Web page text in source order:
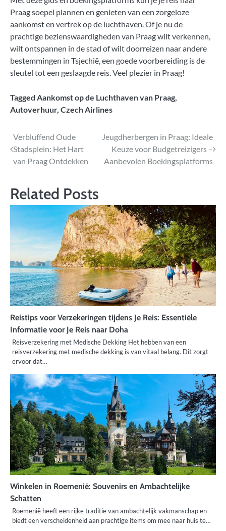
Praag soepel plannen en genieten van een zorgeloze
aankomst en vertrek op de luchthaven. Of je nu de
prachtige bezienswaardigheden van Praag wilt verkennen,
wilt ontspannen in de stad of wilt doorreizen naar andere
bestemmingen in Tsjechië, een goede voorbereiding is de
sleutel tot een geslaagde reis. Veel plezier in Praag!
Tagged Aankomst op de Luchthaven van Praag
Autoverhuur, Czech Airlines
Bericht
navigatie
Verbluffend Oude
Stadsplein: Het Hart
van Praag Ontdekken
Jeugdherbergen in Praag: Ideale
Keuze voor Budgetreizigers –
Aanbevolen Boekingsplatforms
Related Posts
Reistips voor Verzekeringen tijdens Je Reis: Essentiële
Informatie voor Je Reis naar Doha
Reisverzekering met Medische Dekking Het hebben van een
reisverzekering met medische dekking is van vitaal belang. Dit zorgt
ervoor dat…
Winkelen in Roemenië: Souvenirs en Ambachtelijke
Schatten
Roemenië heeft een rijke traditie van ambachtelijk vakmanschap en
biedt een verscheidenheid aan prachtige items om mee naar huis te…